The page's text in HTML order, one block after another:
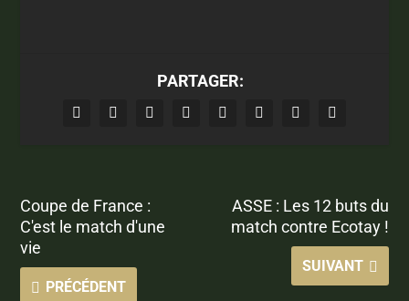
PARTAGER:
Coupe de France :
C'est le match d'une
vie
PRÉCÉDENT
ASSE : Les 12 buts du
match contre Ecotay !
SUIVANT